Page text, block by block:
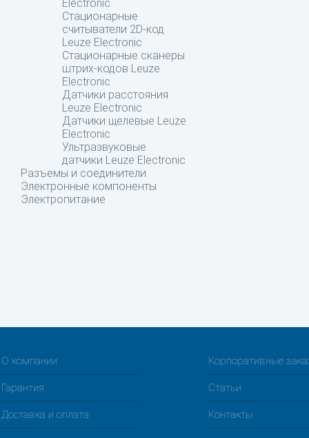
Electronic
Стационарные
считыватели 2D-код
Leuze Electronic
Стационарные сканеры
штрих-кодов Leuze
Electronic
Датчики расстояния
Leuze Electronic
Датчики щелевые Leuze
Electronic
Ультразвуковые
датчики Leuze Electronic
Разъемы и соединители
Электронные компоненты
Электропитание
О компании Корпоративные
Гарантия Статьи
Доставка и оплата Контакты